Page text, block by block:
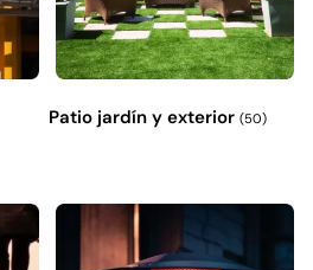
Patio jardín y exterior (50)